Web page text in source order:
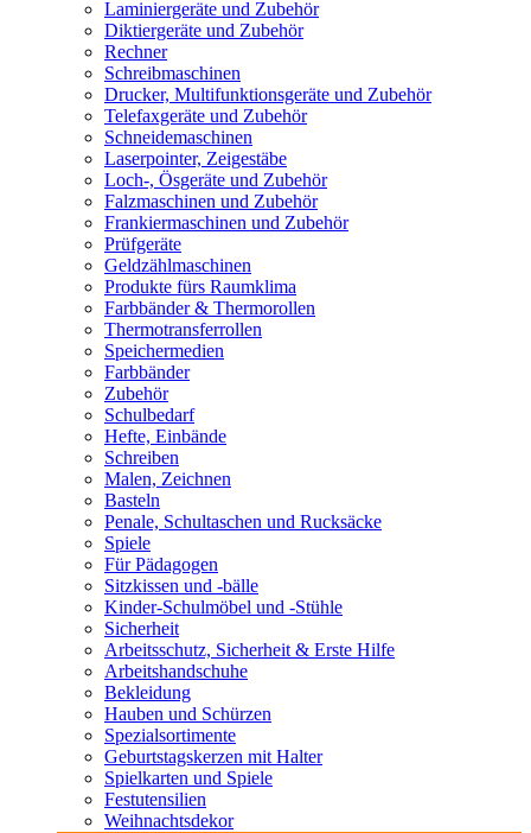
Laminiergeräte und Zubehör
Diktiergeräte und Zubehör
Rechner
Schreibmaschinen
Drucker, Multifunktionsgeräte und Zubehör
Telefaxgeräte und Zubehör
Schneidemaschinen
Laserpointer, Zeigestäbe
Loch-, Ösgeräte und Zubehör
Falzmaschinen und Zubehör
Frankiermaschinen und Zubehör
Prüfgeräte
Geldzählmaschinen
Produkte fürs Raumklima
Farbbänder & Thermorollen
Thermotransferrollen
Speichermedien
Farbbänder
Zubehör
Schulbedarf
Hefte, Einbände
Schreiben
Malen, Zeichnen
Basteln
Penale, Schultaschen und Rucksäcke
Spiele
Für Pädagogen
Sitzkissen und -bälle
Kinder-Schulmöbel und -Stühle
Sicherheit
Arbeitsschutz, Sicherheit & Erste Hilfe
Arbeitshandschuhe
Bekleidung
Hauben und Schürzen
Spezialsortimente
Geburtstagskerzen mit Halter
Spielkarten und Spiele
Festutensilien
Weihnachtsdekor